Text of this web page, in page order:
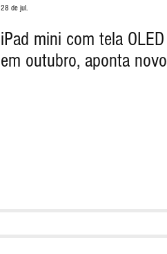
iPad mini com tela
em outubro, aponta
28 de jul.